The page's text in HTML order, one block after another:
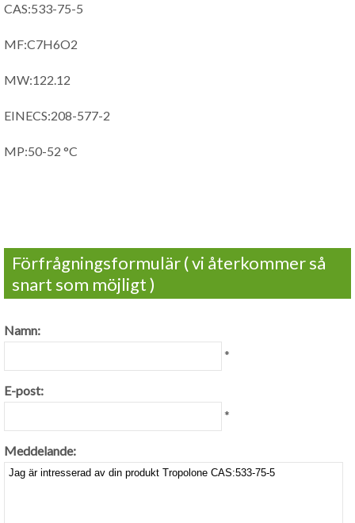
CAS:533-75-5
MF:C7H6O2
MW:122.12
EINECS:208-577-2
MP:50-52 °C
Förfrågningsformulär ( vi återkommer så
snart som möjligt )
Namn:
*
E-post:
*
Meddelande: